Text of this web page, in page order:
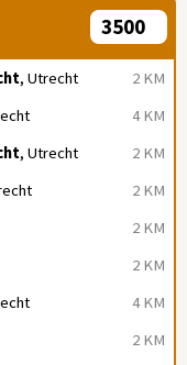
2 KM
, Utrecht
4 KM
2 KM
, Utrecht
2 KM
2 KM
2 KM
4 KM
2 KM